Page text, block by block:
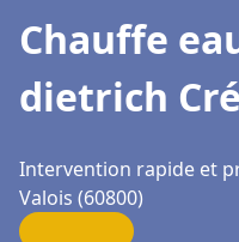
Chauffe
dietrich
Intervention rapide et
Valois (60800)